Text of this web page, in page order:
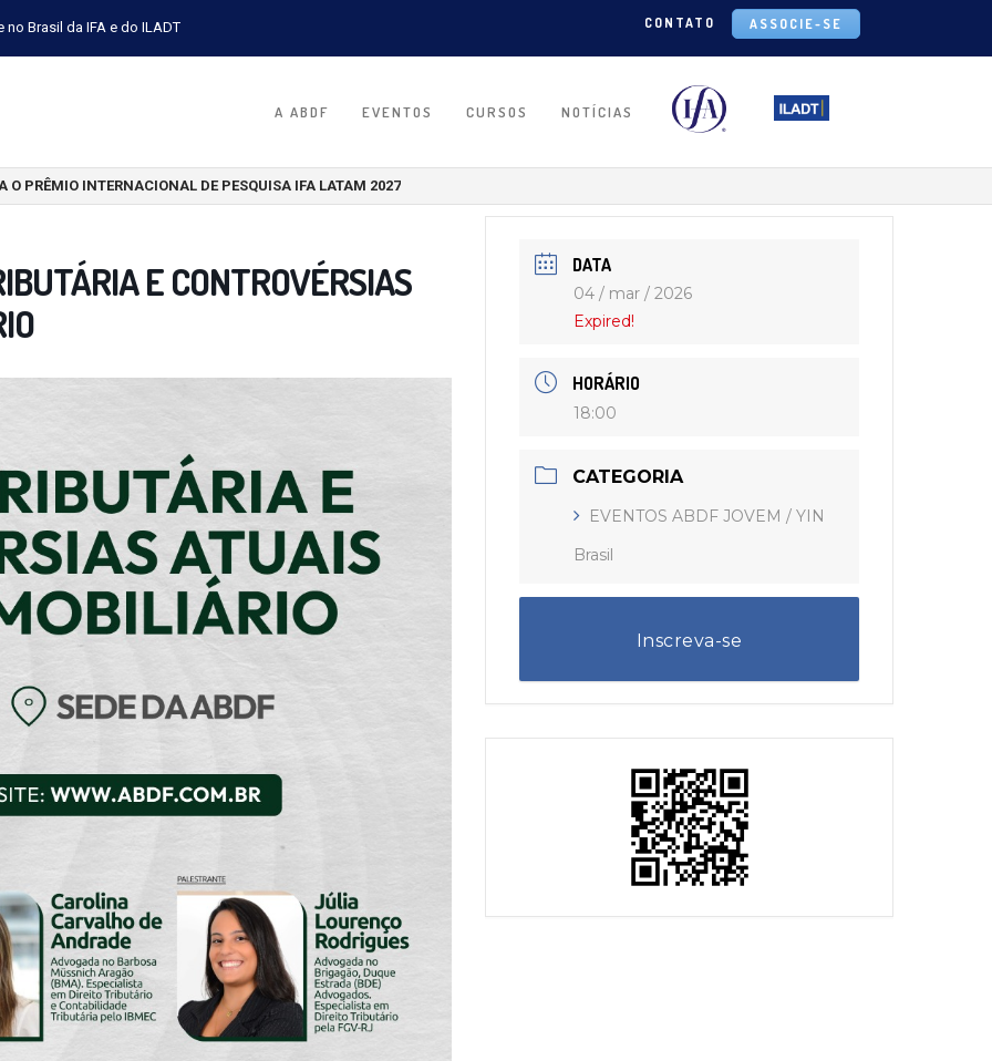
Brasil da IFA e do ILADT CONTATO ASSOCIE-SE
A ABDF EVENTOS CURSOS NOTÍCIAS
O PRÊMIO INTERNACIONAL DE PESQUISA IFA LATAM 2027
E CONTROVÉRSIAS
DATA
04 / mar / 2026
Expired!
HORÁRIO
18:00
CATEGORIA
EVENTOS ABDF JOVEM / YIN
Brasil
Inscreva-se